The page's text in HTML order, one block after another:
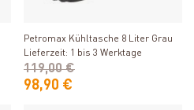
Petromax Kühltasche 8 Liter Grau
Lieferzeit: 1 bis 3 Werktage
98,90 €
119,00 €